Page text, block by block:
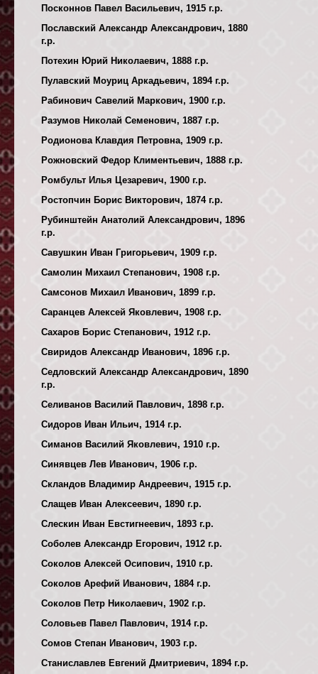
Посконнов Павел Васильевич, 1915 г.р.
Пославский Александр Александрович, 1880
г.р.
Потехин Юрий Николаевич, 1888 г.р.
Пулавский Моуриц Аркадьевич, 1894 г.р.
Рабинович Савелий Маркович, 1900 г.р.
Разумов Николай Семенович, 1887 г.р.
Родионова Клавдия Петровна, 1909 г.р.
Рожновский Федор Климентьевич, 1888 г.р.
Ромбульт Илья Цезаревич, 1900 г.р.
Ростопчин Борис Викторович, 1874 г.р.
Рубинштейн Анатолий Александрович, 1896
г.р.
Савушкин Иван Григорьевич, 1909 г.р.
Самолин Михаил Степанович, 1908 г.р.
Самсонов Михаил Иванович, 1899 г.р.
Саранцев Алексей Яковлевич, 1908 г.р.
Сахаров Борис Степанович, 1912 г.р.
Свиридов Александр Иванович, 1896 г.р.
Седловский Александр Александрович, 1890
г.р.
Селиванов Василий Павлович, 1898 г.р.
Сидоров Иван Ильич, 1914 г.р.
Симанов Василий Яковлевич, 1910 г.р.
Синявцев Лев Иванович, 1906 г.р.
Скландов Владимир Андреевич, 1915 г.р.
Слащев Иван Алексеевич, 1890 г.р.
Слескин Иван Евстигнеевич, 1893 г.р.
Соболев Александр Егорович, 1912 г.р.
Соколов Алексей Осипович, 1910 г.р.
Соколов Арефий Иванович, 1884 г.р.
Соколов Петр Николаевич, 1902 г.р.
Соловьев Павел Павлович, 1914 г.р.
Сомов Степан Иванович, 1903 г.р.
Станиславлев Евгений Дмитриевич, 1894 г.р.